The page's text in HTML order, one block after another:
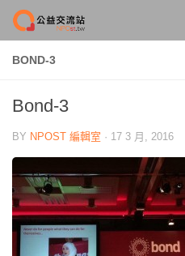
Skip to content
BOND-3
Bond-3
BY NPOST 編輯室 · 17 3 月, 2016